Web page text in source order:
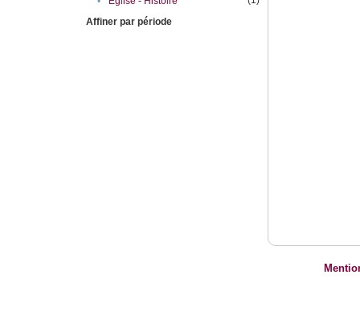
Affiner par période